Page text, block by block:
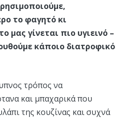
το φαγητό κι
μας γίνεται πιο υγιεινό –
κάποιο διατροφικό
τρόπος να
και μπαχαρικά που
της κουζίνας και συχνά